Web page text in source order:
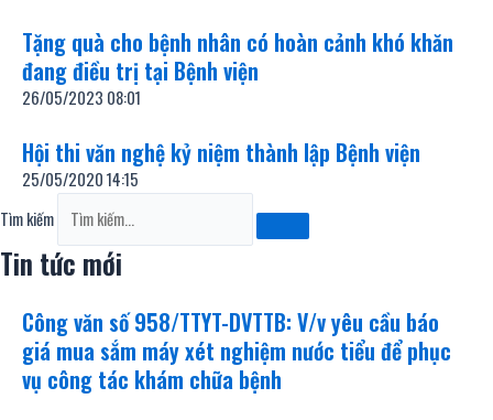
Tặng quà cho bệnh nhân có hoàn cảnh khó khăn
đang điều trị tại Bệnh viện
26/05/2023 08:01
Hội thi văn nghệ kỷ niệm thành lập Bệnh viện
25/05/202014:15
Tìm kiếm
Tin tức mới
Công văn số 958/TTYT-DVTTB: V/v yêu cầu báo
giá mua sắm máy xét nghiệm nước tiểu để phục
vụ công tác khám chữa bệnh